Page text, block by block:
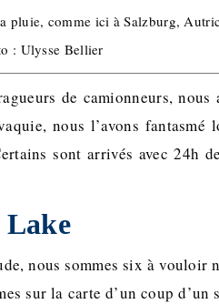
pluie, comme ici à Salzburg,
: Ulysse Bellier
de camionneurs,
nous l’avons fantasmé
sont arrivés avec 24h
Lake
nous sommes six à vouloir
sur la carte d’un coup d’un